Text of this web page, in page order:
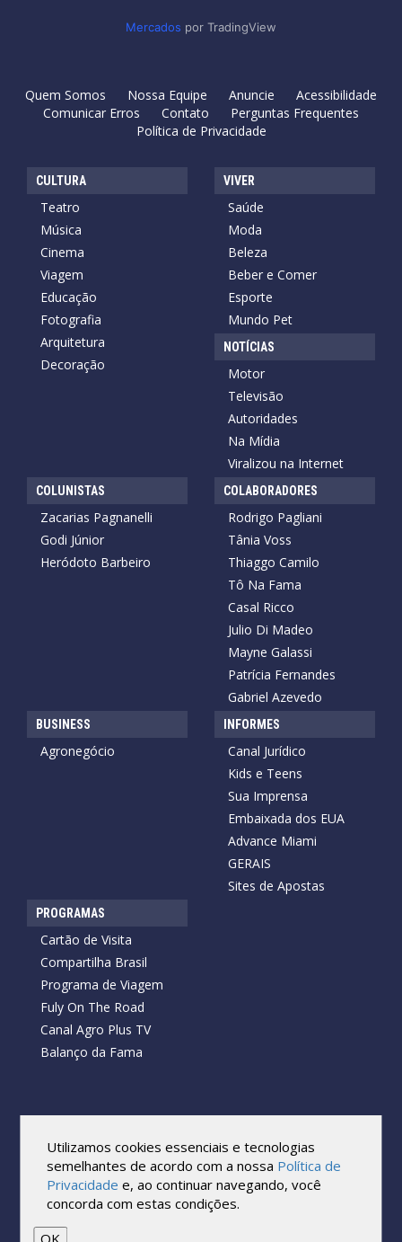
Mercados por TradingView
Quem Somos Nossa Equipe Anuncie
Acessibilidade
Comunicar Erros
Contato
Perguntas Frequentes
Política de Privacidade
CULTURA
Teatro
Música
Cinema
Viagem
Educação
Fotografia
Arquitetura
Decoração
VIVER
Saúde
Moda
Beleza
Beber e Comer
Esporte
Mundo Pet
NOTÍCIAS
Motor
Televisão
Autoridades
Na Mídia
Viralizou na Internet
COLUNISTAS
Zacarias Pagnanelli
Godi Júnior
Heródoto Barbeiro
COLABORADORES
Rodrigo Pagliani
Tânia Voss
Thiaggo Camilo
Tô Na Fama
Casal Ricco
Julio Di Madeo
Mayne Galassi
Patrícia Fernandes
Gabriel Azevedo
BUSINESS
Agronegócio
INFORMES
Canal Jurídico
Kids e Teens
Sua Imprensa
Embaixada dos EUA
Advance Miami
GERAIS
Sites de Apostas
PROGRAMAS
Cartão de Visita
Compartilha Brasil
Programa de Viagem
Fuly On The Road
Canal Agro Plus TV
Balanço da Fama
Todos os direitos reservados.
Reprodução no todo ou em parte sob qualquer forma ou meio,
sem expressa autorização por escrito do Cartão de Visita, é
proibida.
As marcas e imagens utilizadas no projeto são os direitos autorais
Utilizamos cookies essenciais e tecnologias
semelhantes de acordo com a nossa Política de
Privacidade e, ao continuar navegando, você
concorda com estas condições.
OK